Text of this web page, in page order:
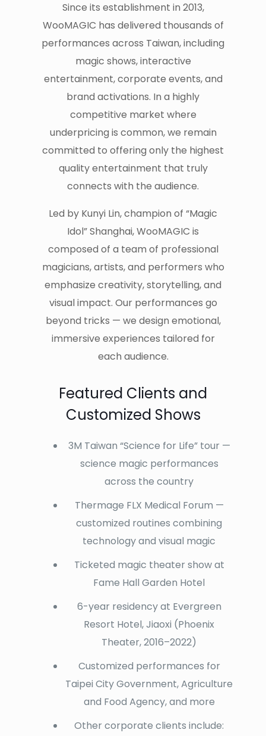
Since its establishment in 2013,
WooMAGIC has delivered thousands of
performances across Taiwan, including
magic shows, interactive
entertainment, corporate events, and
brand activations. In a highly
competitive market where
underpricing is common, we remain
committed to offering only the highest
quality entertainment that truly
connects with the audience.
Led by Kunyi Lin, champion of “Magic
Idol” Shanghai, WooMAGIC is
composed of a team of professional
magicians, artists, and performers who
emphasize creativity, storytelling, and
visual impact. Our performances go
beyond tricks — we design emotional,
immersive experiences tailored for
each audience.
Featured Clients and
Customized Shows
3M Taiwan “Science for Life” tour —
science magic performances
across the country
Thermage FLX Medical Forum —
customized routines combining
technology and visual magic
Ticketed magic theater show at
Fame Hall Garden Hotel
6-year residency at Evergreen
Resort Hotel, Jiaoxi (Phoenix
Theater, 2016–2022)
Customized performances for
Taipei City Government, Agriculture
and Food Agency, and more
Other corporate clients include: